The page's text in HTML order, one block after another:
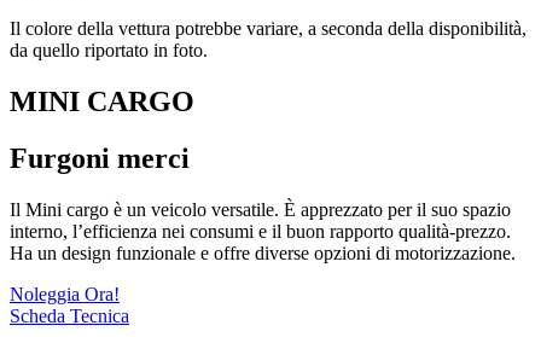
Il colore della vettura potrebbe variare, a seconda della disponibilità,
da quello riportato in foto.
MINI CARGO
Furgoni merci
Il Mini cargo è un veicolo versatile. È apprezzato per il suo spazio
interno, l’efficienza nei consumi e il buon rapporto qualità-prezzo.
Ha un design funzionale e offre diverse opzioni di motorizzazione.
Noleggia Ora!
Scheda Tecnica